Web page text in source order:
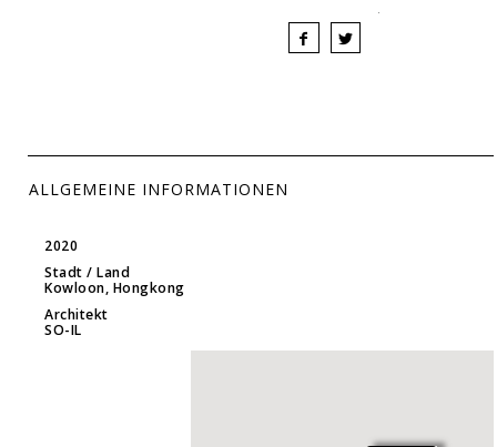
ALLGEMEINE INFORMATIONEN
2020
Stadt / Land
Kowloon, Hongkong
Architekt
SO-IL